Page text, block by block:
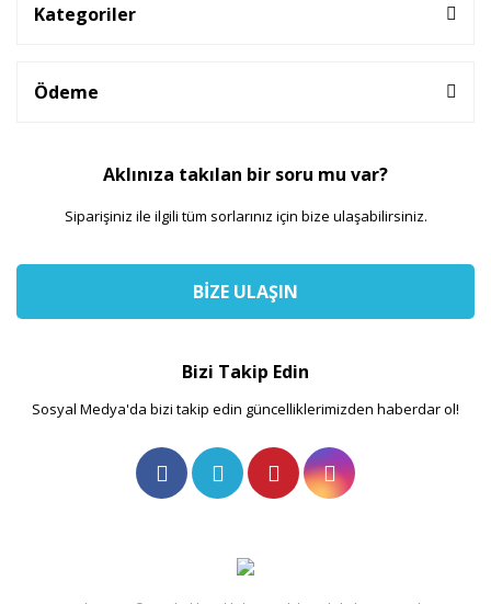
Kategoriler
Ödeme
Aklınıza takılan bir soru mu var?
Siparişiniz ile ilgili tüm sorlarınız için bize ulaşabilirsiniz.
BİZE ULAŞIN
Bizi Takip Edin
Sosyal Medya'da bizi takip edin güncelliklerimizden haberdar ol!